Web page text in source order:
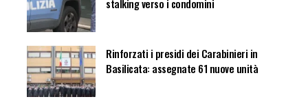
stalking verso i condomini
Rinforzati i presidi dei Carabinieri in
Basilicata: assegnate 61 nuove unità